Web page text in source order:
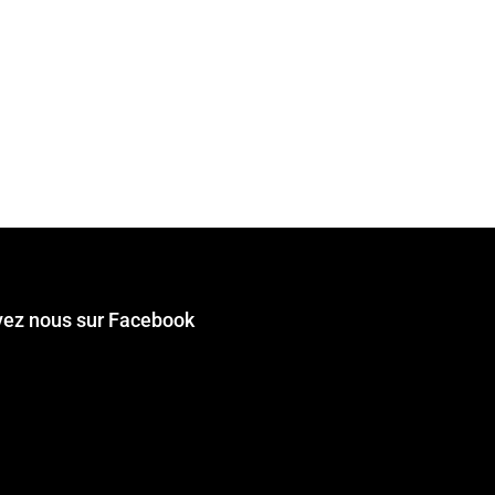
nous sur Facebook